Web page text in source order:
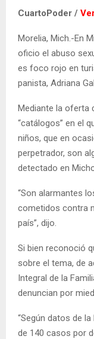
CuartoPoder /
Morelia, Mich.-En
oficio el abuso
es foco rojo en
panista, Adriana
Mediante la oferta
“catálogos” en el
niños, que en
perpetrador, son
detectado en
“Son alarmantes
cometidos contra
país”, dijo.
Si bien reconoció
sobre el tema, de
Integral de la
denuncian por
“Según datos de
de 140 casos por